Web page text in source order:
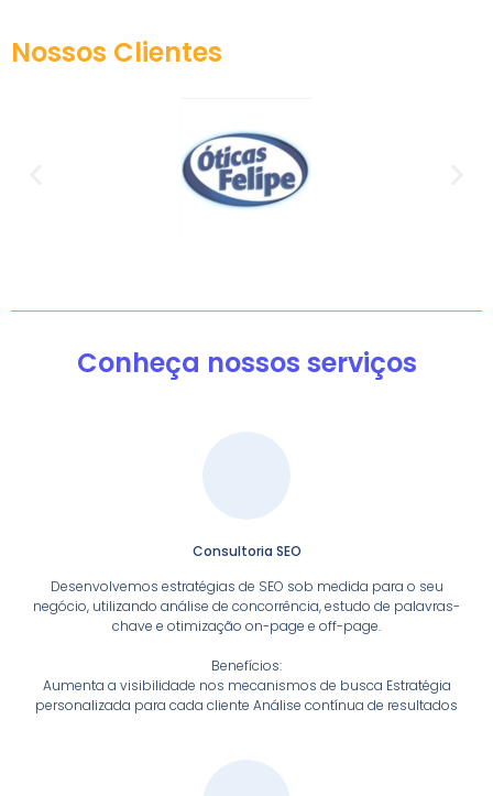
Nossos Clientes
Conheça nossos serviços
Consultoria SEO
Desenvolvemos estratégias de SEO sob medida para o seu
negócio, utilizando análise de concorrência, estudo de palavras-
chave e otimização on-page e off-page.
Benefícios:
Aumenta a visibilidade nos mecanismos de busca Estratégia
personalizada para cada cliente Análise contínua de resultados